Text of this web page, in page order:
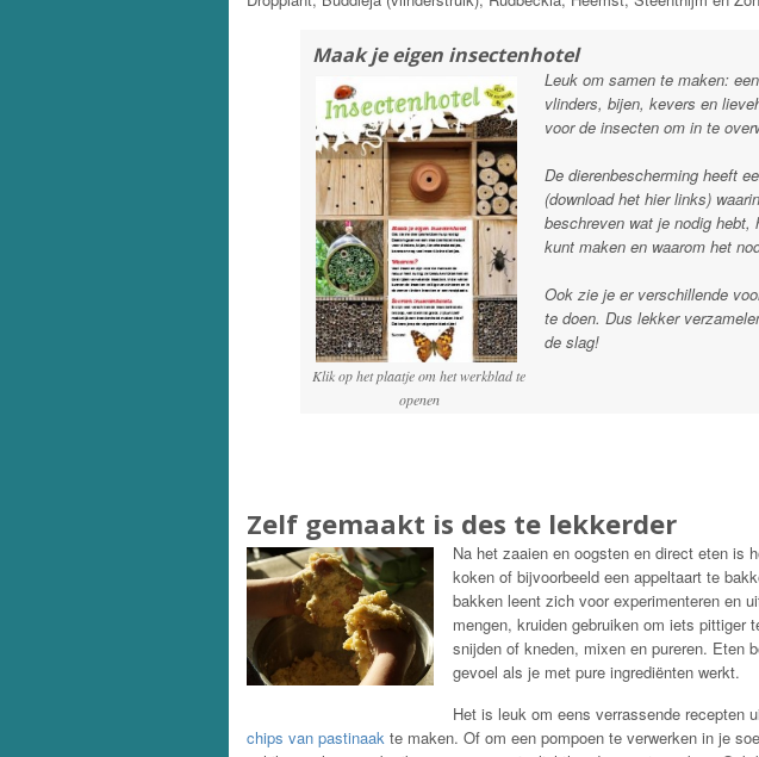
Maak je eigen insectenhotel
Klik op het plaatje om het werkblad te
openen
Leuk om samen te maken:
vlinders, bijen, kevers en
voor de insecten om in te
De dierenbescherming heeft
(download het hier links)
beschreven wat je nodig hebt,
kunt maken en waarom het
Ook zie je er verschillende
te doen. Dus lekker
de slag!
Zelf gemaakt is des te lekkerder
Na het zaaien en oogsten en direct eten is
koken of bijvoorbeeld een appeltaart te
bakken leent zich voor experimenteren en
mengen, kruiden gebruiken om iets pittiger
snijden of kneden, mixen en pureren. Eten
gevoel als je met pure ingrediënten werkt.
Het is leuk om eens verrassende recepten
chips van pastinaak te maken. Of om een pompoen te verwerken in je